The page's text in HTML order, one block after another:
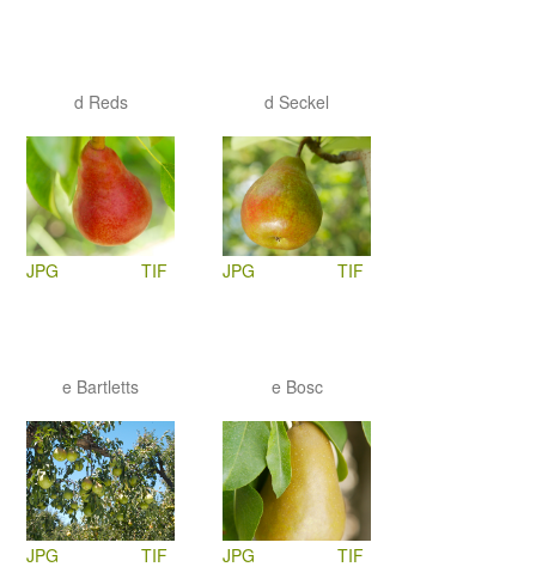
d Reds
JPG TIF
d Seckel
JPG TIF
e Bartletts
JPG TIF
e Bosc
JPG TIF